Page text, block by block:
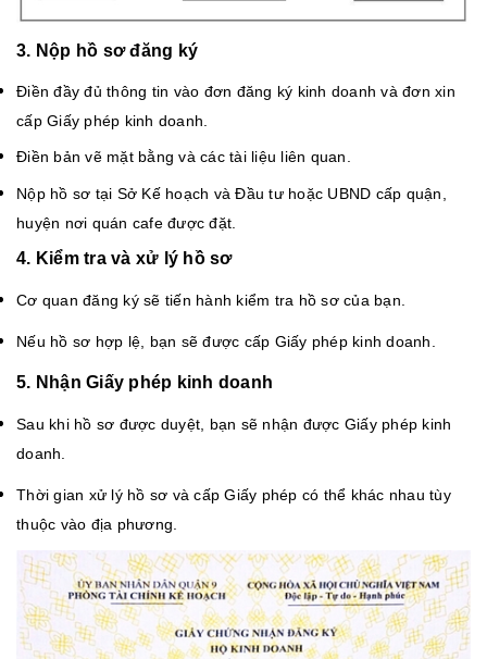
3. Nộp hồ sơ đăng ký
Điền đầy đủ thông tin vào đơn đăng ký kinh doanh và đơn xin
cấp Giấy phép kinh doanh.
Điền bản vẽ mặt bằng và các tài liệu liên quan.
Nộp hồ sơ tại Sở Kế hoạch và Đầu tư hoặc UBND cấp quận,
huyện nơi quán cafe được đặt.
4. Kiểm tra và xử lý hồ sơ
Cơ quan đăng ký sẽ tiến hành kiểm tra hồ sơ của bạn.
Nếu hồ sơ hợp lệ, bạn sẽ được cấp Giấy phép kinh doanh.
5. Nhận Giấy phép kinh doanh
Sau khi hồ sơ được duyệt, bạn sẽ nhận được Giấy phép kinh
doanh.
Thời gian xử lý hồ sơ và cấp Giấy phép có thể khác nhau tùy
thuộc vào địa phương.